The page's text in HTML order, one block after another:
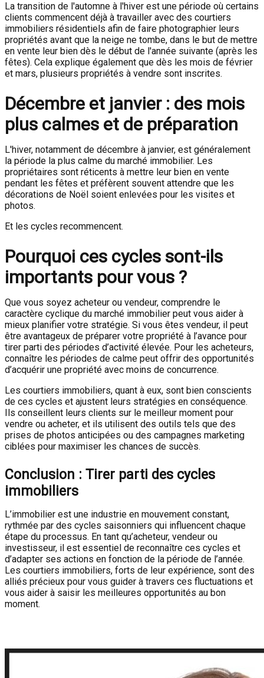
La transition de l'automne à l'hiver est une période où certains
clients commencent déjà à travailler avec des courtiers
immobiliers résidentiels afin de faire photographier leurs
propriétés avant que la neige ne tombe, dans le but de mettre
en vente leur bien dès le début de l'année suivante (après les
fêtes). Cela explique également que dès les mois de février
et mars, plusieurs propriétés à vendre sont inscrites.
Décembre et janvier : des mois
plus calmes et de préparation
L'hiver, notamment de décembre à janvier, est généralement
la période la plus calme du marché immobilier. Les
propriétaires sont réticents à mettre leur bien en vente
pendant les fêtes et préfèrent souvent attendre que les
décorations de Noël soient enlevées pour les visites et
photos.
Et les cycles recommencent.
Pourquoi ces cycles sont-ils
importants pour vous ?
Que vous soyez acheteur ou vendeur, comprendre le
caractère cyclique du marché immobilier peut vous aider à
mieux planifier votre stratégie. Si vous êtes vendeur, il peut
être avantageux de préparer votre propriété à l’avance pour
tirer parti des périodes d’activité élevée. Pour les acheteurs,
connaître les périodes de calme peut offrir des opportunités
d’acquérir une propriété avec moins de concurrence.
Les courtiers immobiliers, quant à eux, sont bien conscients
de ces cycles et ajustent leurs stratégies en conséquence.
Ils conseillent leurs clients sur le meilleur moment pour
vendre ou acheter, et ils utilisent des outils tels que des
prises de photos anticipées ou des campagnes marketing
ciblées pour maximiser les chances de succès.
Conclusion : Tirer parti des cycles
immobiliers
L’immobilier est une industrie en mouvement constant,
rythmée par des cycles saisonniers qui influencent chaque
étape du processus. En tant qu’acheteur, vendeur ou
investisseur, il est essentiel de reconnaître ces cycles et
d’adapter ses actions en fonction de la période de l’année.
Les courtiers immobiliers, forts de leur expérience, sont des
alliés précieux pour vous guider à travers ces fluctuations et
vous aider à saisir les meilleures opportunités au bon
moment.